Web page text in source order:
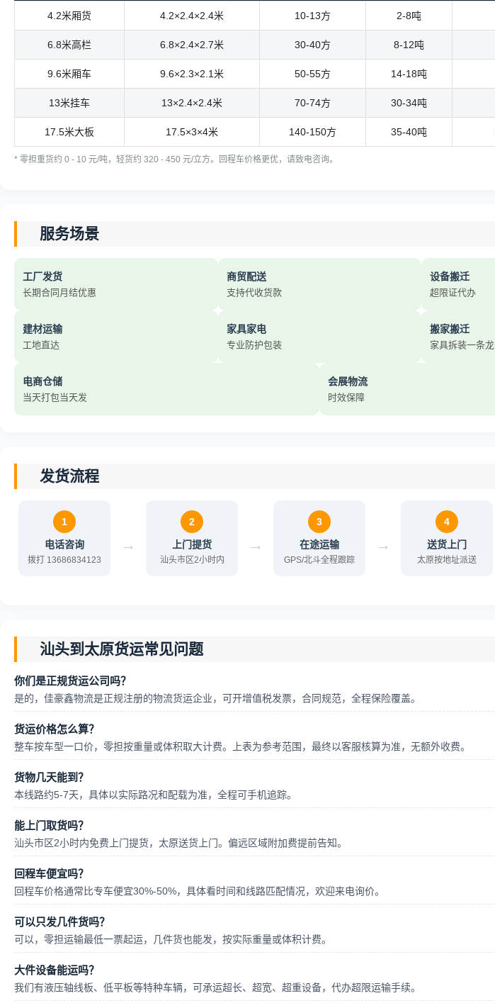
4.2米厢货 4.2×2.4×2.4米 10-13方 2-8吨
6.8米高栏 6.8×2.4×2.7米 30-40方 8-12吨
9.6米厢车 9.6×2.3×2.1米 50-55方 14-18吨
13米挂车 13×2.4×2.4米 70-74方 30-34吨
17.5米大板 17.5×3×4米 140-150方 35-40吨
* 零担重货约 0 - 10 元/吨，轻货约 320 - 450 元/立方。回程车价格更优，请致电咨询。
服务场景
工厂发货
长期合同月结优惠
商贸配送
支持代收货款
设备搬迁
超限证代办
建材运输
工地直达
家具家电
专业防护包装
搬家搬迁
家具拆装一条龙
电商仓储
当天打包当天发
会展物流
时效保障
发货流程
1
电话咨询
拨打 13686834123
→
2
上门提货
汕头市区2小时内
→
3
在途运输
GPS/北斗全程跟踪
→
4
送货上门
太原按地址派送
汕头到太原货运常见问题
你们是正规货运公司吗？
是的，佳豪鑫物流是正规注册的物流货运企业，可开增值税发票，合同规范，全程保险覆盖。
货运价格怎么算？
整车按车型一口价，零担按重量或体积取大计费。上表为参考范围，最终以客服核算为准，无额外收费。
货物几天能到？
本线路约5-7天，具体以实际路况和配载为准，全程可手机追踪。
能上门取货吗？
汕头市区2小时内免费上门提货，太原送货上门。偏远区域附加费提前告知。
回程车便宜吗？
回程车价格通常比专车便宜30%-50%，具体看时间和线路匹配情况，欢迎来电询价。
可以只发几件货吗？
可以，零担运输最低一票起运，几件货也能发，按实际重量或体积计费。
大件设备能运吗？
我们有液压轴线板、低平板等特种车辆，可承运超长、超宽、超重设备，代办超限运输手续。